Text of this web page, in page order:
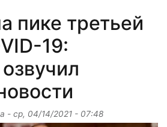
пике третьей
19:
- ср, 04/14/2021 - 07:48